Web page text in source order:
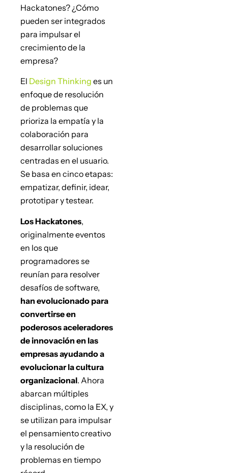
Hackatones? ¿Cómo
pueden ser integrados
para impulsar el
crecimiento de la
empresa?
El Design Thinking es un
enfoque de resolución
de problemas que
prioriza la empatía y la
colaboración para
desarrollar soluciones
centradas en el usuario.
Se basa en cinco etapas:
empatizar, definir, idear,
prototipar y testear.
Los Hackatones,
originalmente eventos
en los que
programadores se
reunían para resolver
desafíos de software,
han evolucionado para
convertirse en
poderosos aceleradores
de innovación en las
empresas ayudando a
evolucionar la cultura
organizacional. Ahora
abarcan múltiples
disciplinas, como la EX, y
se utilizan para impulsar
el pensamiento creativo
y la resolución de
problemas en tiempo